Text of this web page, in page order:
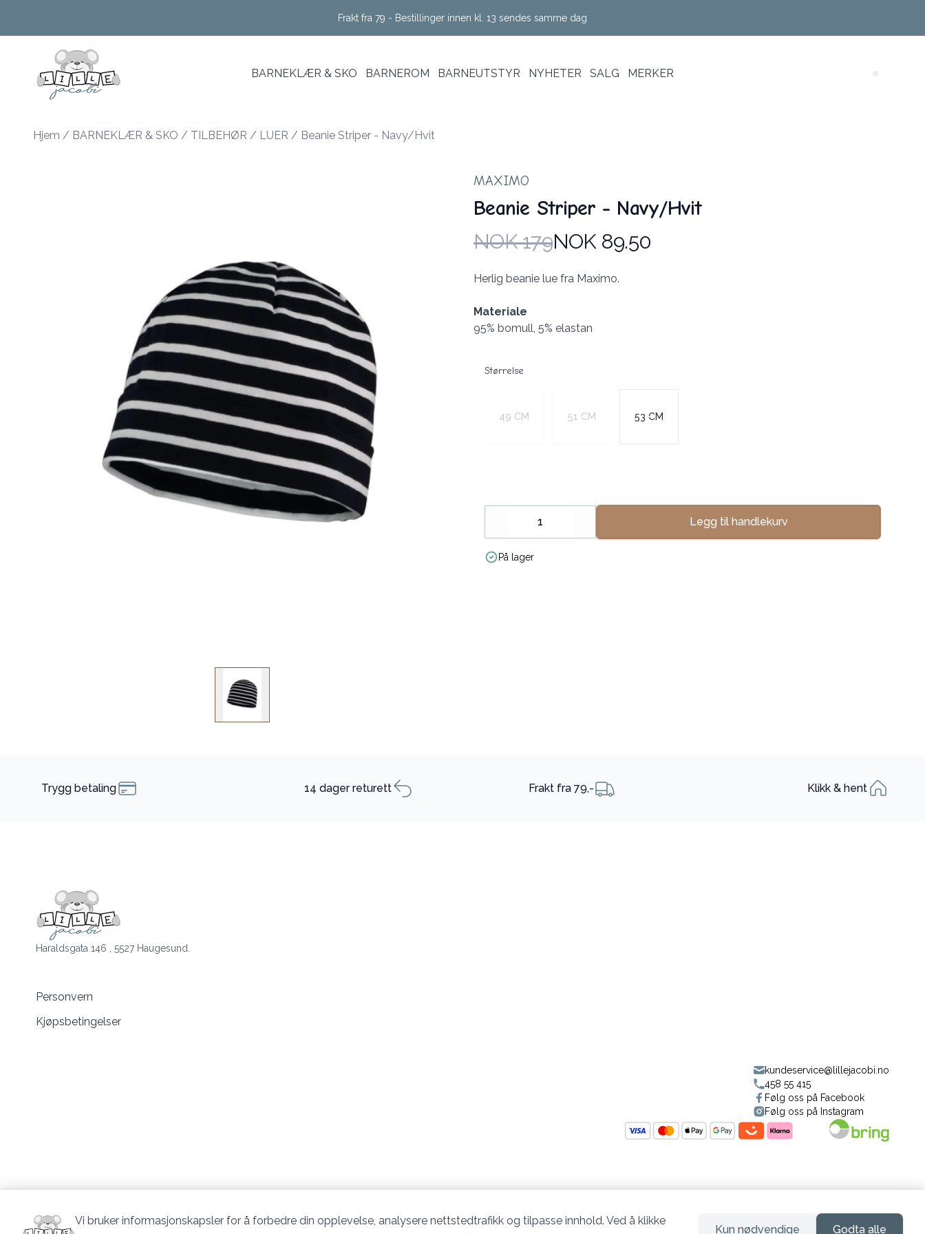
Frakt fra 79 - Bestillinger innen kl. 13 sendes samme dag
BARNEKLÆR & SKO BARNEROM BARNEUTSTYR NYHETER SALG MERKER
Hjem / BARNEKLÆR & SKO / TILBEHØR / LUER / Beanie Striper - Navy/Hvit
MAXIMO
Beanie Striper - Navy/Hvit
Produktdetaljer
NOK 179NOK 89.50
Description
Herlig beanie lue fra Maximo.
Materiale
95% bomull, 5% elastan
Størrelse
49 CM 51 CM 53 CM
Decrease
Legg til handlekurv
På lager
Trygg betaling 14 dager returett Frakt fra 79,- Klikk & hent
Haraldsgata 146 , 5527 Haugesund.
Personvern
Kjøpsbetingelser
kundeservice@lillejacobi.no
458 55 415
Følg oss på Facebook
Følg oss på Instagram
Vi bruker informasjonskapsler for å forbedre din opplevelse, analysere nettstedtrafikk og tilpasse innhold. Ved å klikke
Kun nødvendige Godta alle